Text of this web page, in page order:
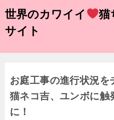
世界のカワイイ
猫
サイト
お庭工事の進行状況を
猫ネコ吉、ユンボに触
に！